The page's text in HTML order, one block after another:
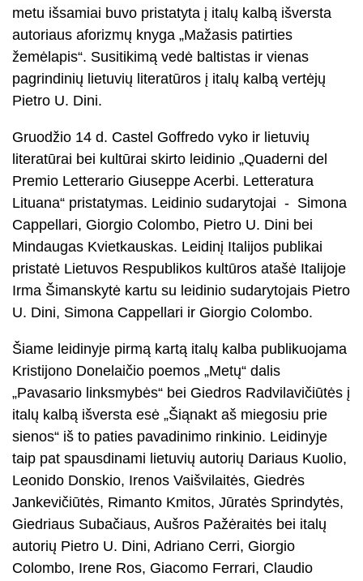
metu išsamiai buvo pristatyta į italų kalbą išversta
autoriaus aforizmų knyga „Mažasis patirties
žemėlapis“. Susitikimą vedė baltistas ir vienas
pagrindinių lietuvių literatūros į italų kalbą vertėjų
Pietro U. Dini.
Gruodžio 14 d. Castel Goffredo vyko ir lietuvių
literatūrai bei kultūrai skirto leidinio „Quaderni del
Premio Letterario Giuseppe Acerbi. Letteratura
Lituana“ pristatymas. Leidinio sudarytojai - Simona
Cappellari, Giorgio Colombo, Pietro U. Dini bei
Mindaugas Kvietkauskas. Leidinį Italijos publikai
pristatė Lietuvos Respublikos kultūros atašė Italijoje
Irma Šimanskytė kartu su leidinio sudarytojais Pietro
U. Dini, Simona Cappellari ir Giorgio Colombo.
Šiame leidinyje pirmą kartą italų kalba publikuojama
Kristijono Donelaičio poemos „Metų“ dalis
„Pavasario linksmybės“ bei Giedros Radvilavičiūtės į
italų kalbą išversta esė „Šiąnakt aš miegosiu prie
sienos“ iš to paties pavadinimo rinkinio. Leidinyje
taip pat spausdinami lietuvių autorių Dariaus Kuolio,
Leonido Donskio, Irenos Vaišvilaitės, Giedrės
Jankevičiūtės, Rimanto Kmitos, Jūratės Sprindytės,
Giedriaus Subačiaus, Aušros Pažėraitės bei italų
autorių Pietro U. Dini, Adriano Cerri, Giorgio
Colombo, Irene Ros, Giacomo Ferrari, Claudio